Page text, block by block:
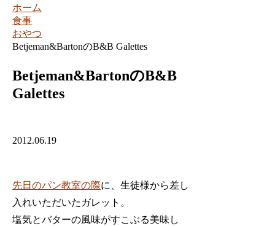
ホーム
食事
おやつ
Betjeman&BartonのB&B Galettes
Betjeman&BartonのB&B
Galettes
2012.06.19
先日のパン教室の際に、生徒様から差し
入れいただいたガレット。
塩気とバターの風味がすこぶる美味し